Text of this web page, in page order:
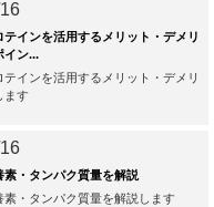
テインを活用するメリット・デメリ
イン...
テインを活用するメリット・デメリ
ます
素・タンパク質量を解説
素・タンパク質量を解説します